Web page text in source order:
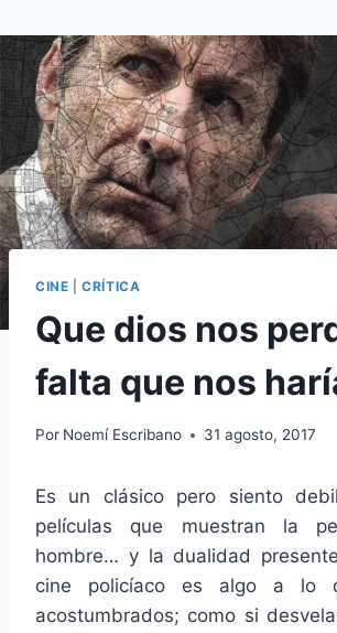
al
contenido
CINE |CRÍTICA
Que dios nos
falta que nos
Por Noemí Escribano 31 agosto, 2017
Es un clásico pero siento
películas que muestran la
hombre… y la dualidad
cine policíaco es algo a lo
acostumbrados; como si